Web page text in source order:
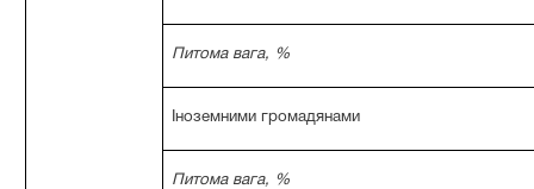
Питома вага, %
Іноземними громадянами
Питома вага, %